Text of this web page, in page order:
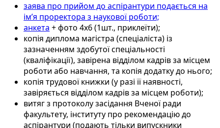
заява про прийом до аспірантури подається на
ім’я проректора з наукової роботи;
анкета + фото 4х6 (1шт., приклеїти);
копія диплома магістра (спеціаліста) із
зазначенням здобутої спеціальності
(кваліфікації), завірена відділом кадрів за місцем
роботи або навчання, та копія додатку до нього;
копія трудової книжки (у разі її наявності,
завіряється відділом кадрів за місцем роботи);
витяг з протоколу засідання Вченої ради
факультету, інституту про рекомендацію до
аспірантури (подають тільки випускники